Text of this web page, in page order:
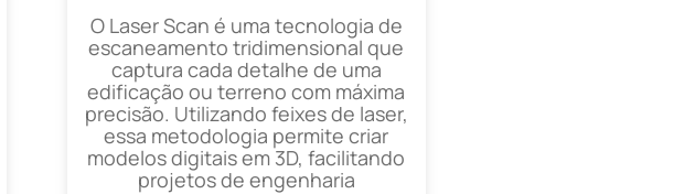
O Laser Scan é uma tecnologia de
escaneamento tridimensional que
captura cada detalhe de uma
edificação ou terreno com máxima
precisão. Utilizando feixes de laser,
essa metodologia permite criar
modelos digitais em 3D, facilitando
projetos de engenharia